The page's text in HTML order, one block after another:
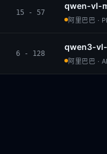
15 - 57
qwen-vl-
阿里巴巴 ·
6 - 128
qwen3-
阿里巴巴 ·